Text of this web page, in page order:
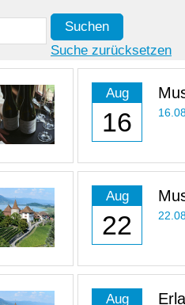
Suchen
Suche zurücksetzen
Aug
16
Uhr
Aug
22
Aug